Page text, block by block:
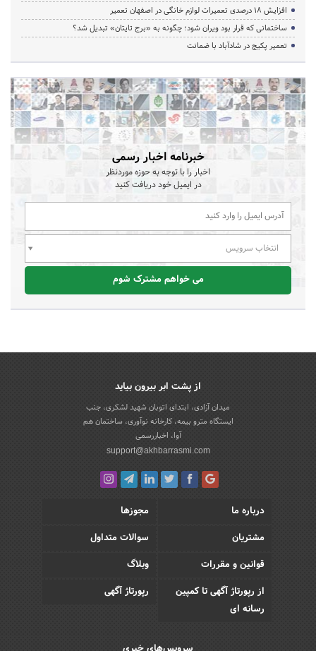
افزایش ۱۸ درصدی تعمیرات لوازم خانگی در اصفهان تعمیر
ساختمانی که قرار بود ویران شود؛ چگونه به «برج تایتان» تبدیل شد؟
تعمیر پکیج در شادآباد با ضمانت
خبرنامه اخبار رسمی
اخبار را با توجه به حوزه موردنظر
در ایمیل خود دریافت کنید
انتخاب سرویس
می خواهم مشترک شوم
از پشت ابر بیرون بیاید
میدان آزادی، ابتدای اتوبان شهید لشکری، جنب
ایستگاه مترو بیمه، کارخانه نوآوری، ساختمان هم
آوا، اخباررسمی
support@akhbarrasmi.com
درباره ما
مجوزها
مشتریان
سوالات متداول
قوانین و مقررات
وبلاگ
از رپورتاژ آگهی تا کمپین
رسانه ای
رپورتاژ آگهی